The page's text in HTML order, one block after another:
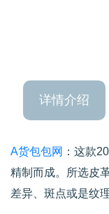
详情介绍
A货包包网 ：这款
精制而成。所选皮
差异、斑点或是纹